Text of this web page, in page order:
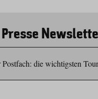
die wichtigsten